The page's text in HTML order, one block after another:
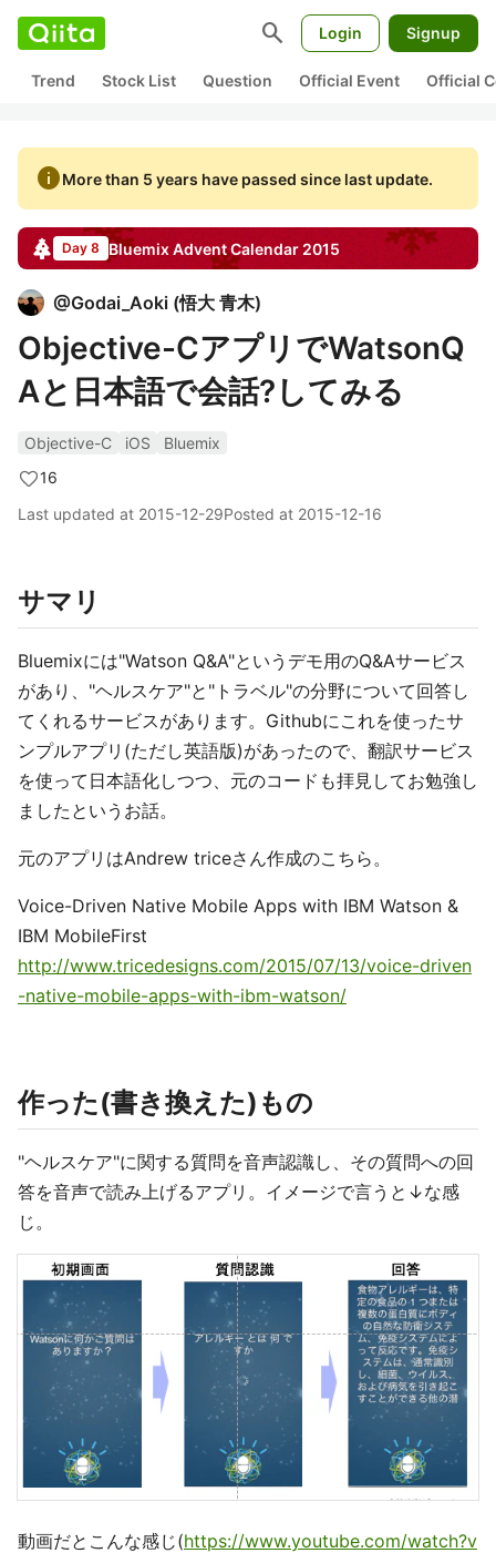
search Login Signup
Trend Stock List Question Official Event Official
infoMore than 5 years have passed since last update.
Day 8 BluemixAdvent Calendar 2015
@Godai_Aoki (悟大 青木)
Objective-CアプリでWatsonQ
Aと日本語で会話?してみる
Objective-C iOS
Bluemix
16
Last updated at 2015-12-29Posted at 2015-12-16
サマリ
Bluemixには"Watson Q&A"というデモ用のQ&Aサービス
があり、"ヘルスケア"と"トラベル"の分野について回答し
てくれるサービスがあります。Githubにこれを使ったサ
ンプルアプリ(ただし英語版)があったので、翻訳サービス
を使って日本語化しつつ、元のコードも拝見してお勉強し
ましたというお話。
元のアプリはAndrew triceさん作成のこちら。
Voice-Driven Native Mobile Apps with IBM Watson &
IBM MobileFirst
http://www.tricedesigns.com/2015/07/13/voice-driven
-native-mobile-apps-with-ibm-watson/
作った(書き換えた)もの
"ヘルスケア"に関する質問を音声認識し、その質問への回
答を音声で読み上げるアプリ。イメージで言うと↓な感
じ。
動画だとこんな感じ(https://www.youtube.com/watch?v